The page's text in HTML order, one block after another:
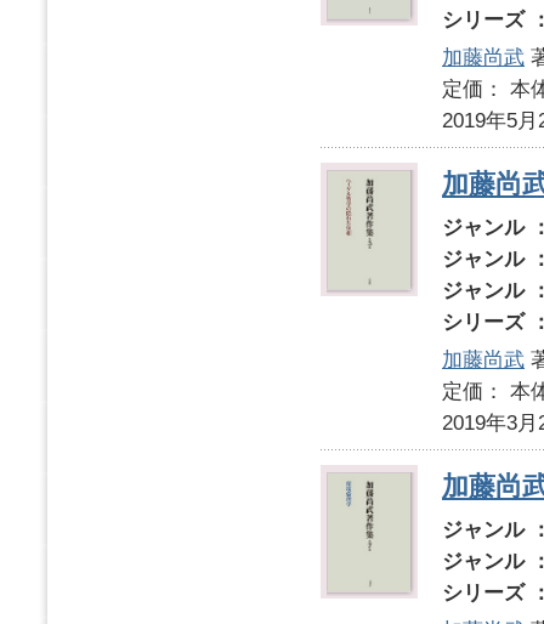
シリーズ
加藤尚武
定価：
2019年5月
加藤尚
ジャンル
ジャンル
ジャンル
シリーズ
加藤尚武
定価：
2019年3月
加藤尚
ジャンル
ジャンル
シリーズ